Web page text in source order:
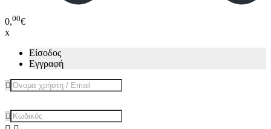
0,00€
x
Είσοδος
Εγγραφή